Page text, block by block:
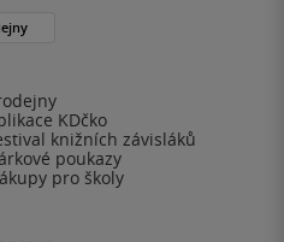
KDčko
knižních závisláků
poukazy
pro školy